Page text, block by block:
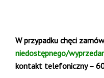
W przypadku chęci
niedostępnego/
kontakt telefoniczny –